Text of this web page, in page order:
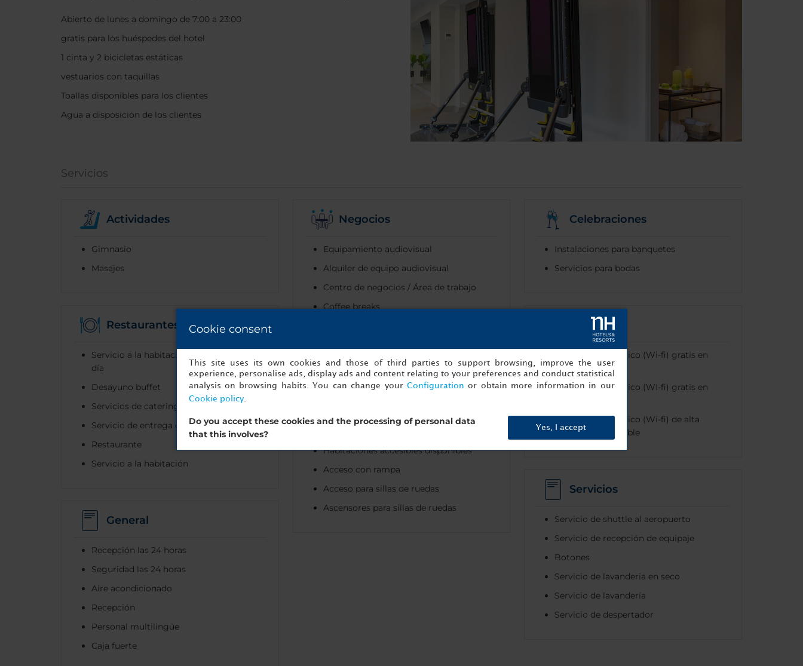
Abierto de lunes a domingo de 7:00 a 23:00
gratis para los huéspedes del hotel
1 cinta y 2 bicicletas estáticas
vestuarios con taquillas
Toallas disponibles para los clientes
Agua a disposición de los clientes
Servicios
Actividades
Gimnasio
Masajes
Negocios
Equipamiento audiovisual
Alquiler de equipo audiovisual
Centro de negocios / Área de trabajo
Coffee breaks
Celebraciones
Instalaciones para banquetes
Servicios para bodas
Restaurantes
Servicio a la habitación las 24 horas del
día
Desayuno buffet
Servicios de catering
Servicio de entrega de restaurante local
Restaurante
Servicio a la habitación
Internet
Internet inalámbrico (Wi-fi) gratis en
zonas comunes
Internet inalámbrico (WI-fi) gratis en
Internet inalámbrico (Wi-fi) de alta
velocidad disponible
Habitaciones accesibles disponibles
Acceso con rampa
Acceso para sillas de ruedas
Ascensores para sillas de ruedas
Servicios
Servicio de shuttle al aeropuerto
Servicio de recepción de equipaje
Botones
Servicio de lavanderia en seco
Servicio de lavandería
Servicio de despertador
General
Recepción las 24 horas
Seguridad las 24 horas
Aire acondicionado
Recepción
Personal multilingüe
Caja fuerte
Cookie consent
This site uses its own cookies and those of third parties to support browsing, improve the user
experience, personalise ads, display ads and content relating to your preferences and conduct statistical
analysis on browsing habits. You can change your Configuration or obtain more information in our
Cookie policy.
Do you accept these cookies and the processing of personal data
that this involves?
Yes, I accept